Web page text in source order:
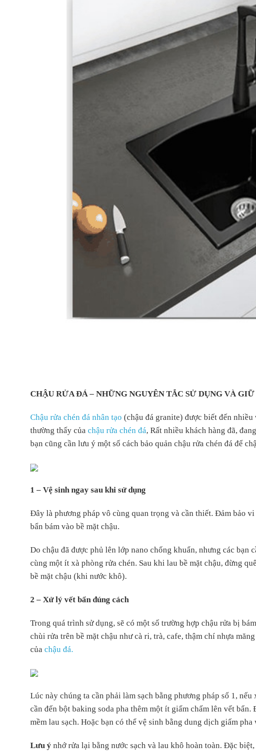
CHẬU RỬA ĐÁ – NHỮNG NGUYÊN TẮC SỬ DỤNG VÀ
Chậu rửa chén đá nhân tạo (chậu đá granite) được biết đến
thường thấy của chậu rửa chén đá, Rất nhiều khách hàng đã,
bạn cũng cần lưu ý một số cách bảo quản chậu rửa chén đá để
1 – Vệ sinh ngay sau khi sử dụng
Đây là phương pháp vô cùng quan trọng và cần thiết. Đảm bảo
bẩn bám vào bề mặt chậu.
Do chậu đã được phủ lên lớp nano chống khuẩn, nhưng các bạn
cùng một ít xà phòng rửa chén. Sau khi lau bề mặt chậu, đừng
bề mặt chậu (khi nước khô).
2 – Xử lý vết bẩn đúng cách
Trong quá trình sử dụng, sẽ có một số trường hợp chậu rửa bị
chùi rửa trên bề mặt chậu như cà ri, trà, cafe, thậm chí nhựa
của chậu đá.
Lúc này chúng ta cần phải làm sạch bằng phương pháp số 1,
cần đến bột baking soda pha thêm một ít giấm chấm lên vết
mềm lau sạch. Hoặc bạn có thể vệ sinh bằng dung dịch giấm
Lưu ý nhớ rửa lại bằng nước sạch và lau khô hoàn toàn. Đặc